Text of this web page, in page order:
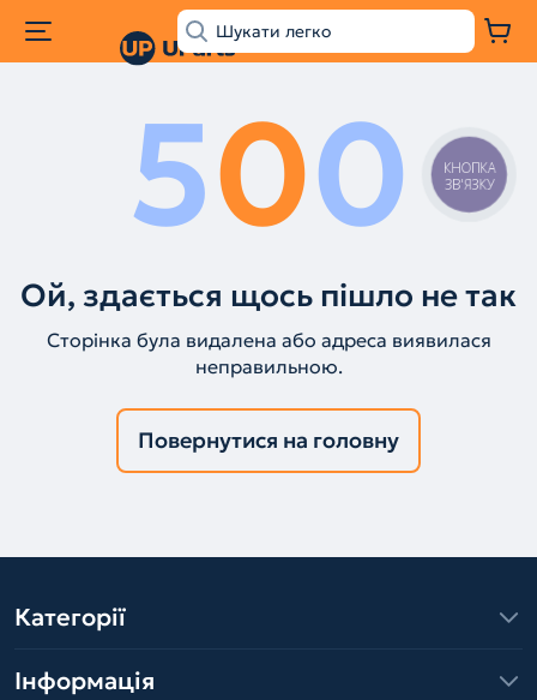
500
Ой, здається щось пішло не так
Сторінка була видалена або адреса виявилася
неправильною.
Повернутися на головну
Категорії
Інформація
КНОПКА
ЗВ'ЯЗКУ